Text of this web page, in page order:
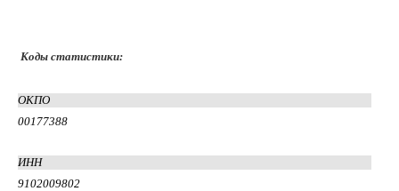
Коды статистики:
ОКПО
00177388
ИНН
9102009802